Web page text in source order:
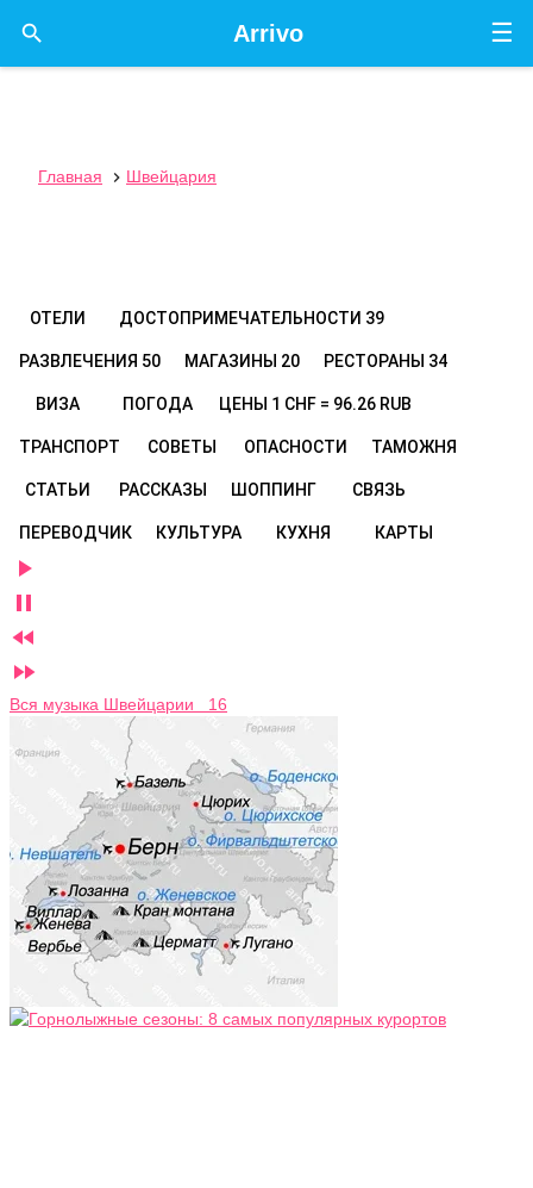
☰
Arrivo

Главная  Швейцария
ОТЕЛИ ДОСТОПРИМЕЧАТЕЛЬНОСТИ 39
РАЗВЛЕЧЕНИЯ 50 МАГАЗИНЫ 20 РЕСТОРАНЫ 34
ВИЗА ПОГОДА ЦЕНЫ 1 CHF = 96.26 RUB
ТРАНСПОРТ СОВЕТЫ ОПАСНОСТИ ТАМОЖНЯ
СТАТЬИ РАССКАЗЫ ШОППИНГ СВЯЗЬ
ПЕРЕВОДЧИК КУЛЬТУРА КУХНЯ КАРТЫ




Вся музыка Швейцарии 16